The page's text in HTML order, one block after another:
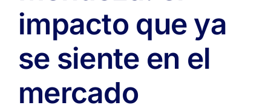
impacto que ya
se siente en el
mercado